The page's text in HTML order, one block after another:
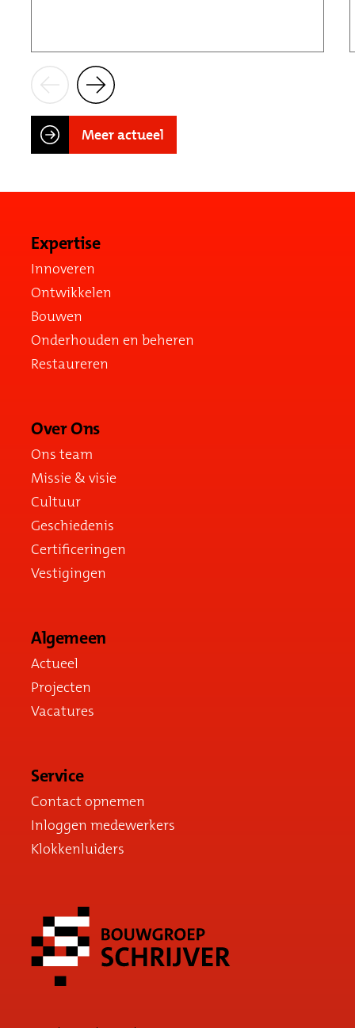
Meer actueel
Expertise
Innoveren
Ontwikkelen
Bouwen
Onderhouden en beheren
Restaureren
Over Ons
Ons team
Missie & visie
Cultuur
Geschiedenis
Certificeringen
Vestigingen
Algemeen
Actueel
Projecten
Vacatures
Service
Contact opnemen
Inloggen medewerkers
Klokkenluiders